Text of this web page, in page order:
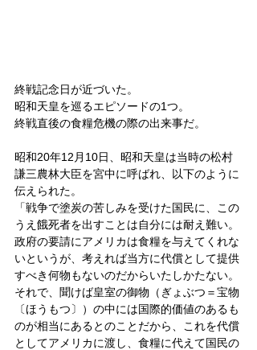
終戦記念日が近づいた。
昭和天皇を巡るエピソードの1つ。
終戦直後の食糧危機の際の出来事だ。
昭和20年12月10日、昭和天皇は当時の松村
謙三農林大臣を宮中に呼ばれ、以下のように
伝えられた。
「戦争で塗炭の苦しみを受けた国民に、この
うえ餓死者を出すことは自分には耐え難い。
政府の要請にアメリカは食糧を与えてくれな
いというが、考えれば当方に代償として提供
すべき何物もないのだからいたしかたない。
それで、聞けば皇室の御物（ぎょぶつ＝宝物
〔ほうもつ〕）の中には国際的価値のあるも
のが相当にあるとのことだから、これを代償
としてアメリカに渡し、食糧に代えて国民の